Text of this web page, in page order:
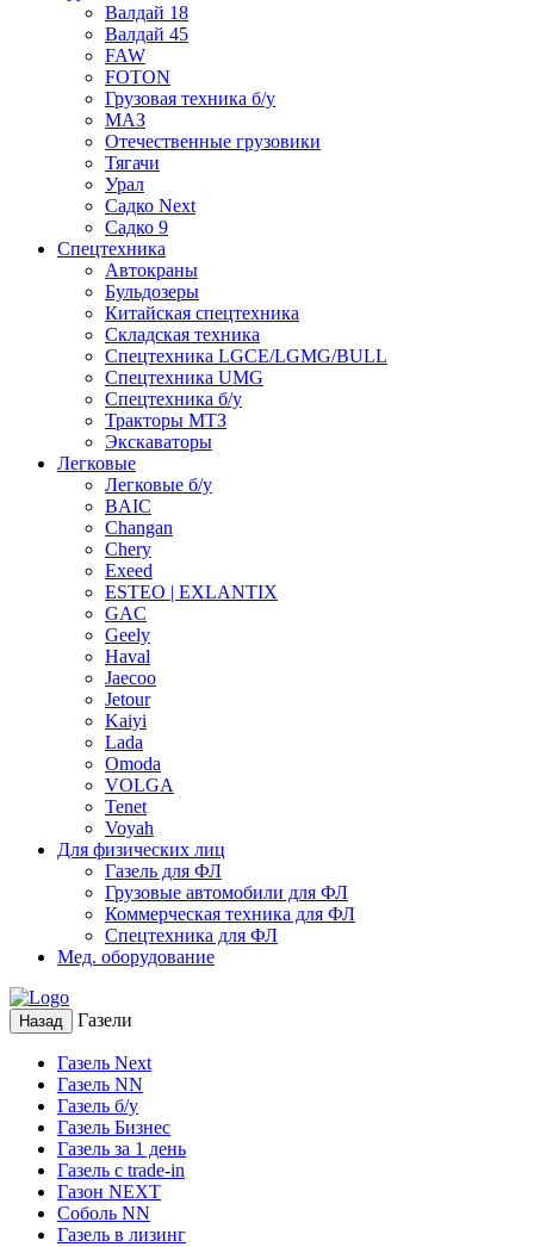
Валдай 18
Валдай 45
FAW
FOTON
Грузовая техника б/у
МАЗ
Отечественные грузовики
Тягачи
Урал
Садко Next
Садко 9
Спецтехника
Автокраны
Бульдозеры
Китайская спецтехника
Складская техника
Спецтехника LGCE/LGMG/BULL
Спецтехника UMG
Спецтехника б/у
Тракторы МТЗ
Экскаваторы
Легковые
Легковые б/у
BAIC
Changan
Chery
Exeed
ESTEO | EXLANTIX
GAC
Geely
Haval
Jaecoo
Jetour
Kaiyi
Lada
Omoda
VOLGA
Tenet
Voyah
Для физических лиц
Газель для ФЛ
Грузовые автомобили для ФЛ
Коммерческая техника для ФЛ
Спецтехника для ФЛ
Мед. оборудование
Назад Газели
Газель Next
Газель NN
Газель б/у
Газель Бизнес
Газель за 1 день
Газель с trade-in
Газон NEXT
Соболь NN
Газель в лизинг